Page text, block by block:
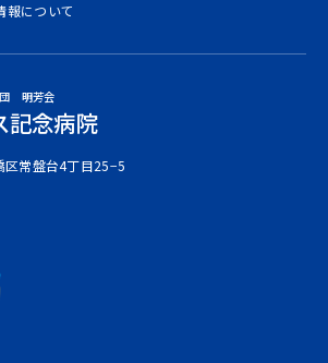
報について
明芳会
記念病院
区常盤台4丁目25−5